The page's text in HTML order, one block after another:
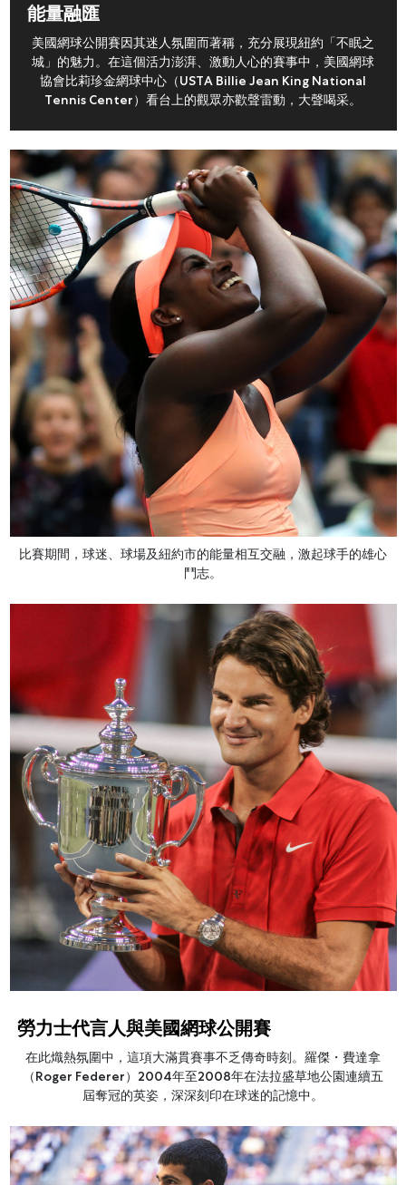
能量融匯
美國網球公開賽因其迷人氛圍而著稱，充分展現紐約「不眠之
城」的魅力。在這個活力澎湃、激動人心的賽事中，美國網球
協會比莉珍金網球中心（USTA Billie Jean King National
Tennis Center）看台上的觀眾亦歡聲雷動，大聲喝采。
比賽期間，球迷、球場及紐約市的能量相互交融，激起球手的雄心
鬥志。
勞力士代言人與美國網球公開賽
在此熾熱氛圍中，這項大滿貫賽事不乏傳奇時刻。羅傑・費達拿
（Roger Federer）2004年至2008年在法拉盛草地公園連續五
屆奪冠的英姿，深深刻印在球迷的記憶中。